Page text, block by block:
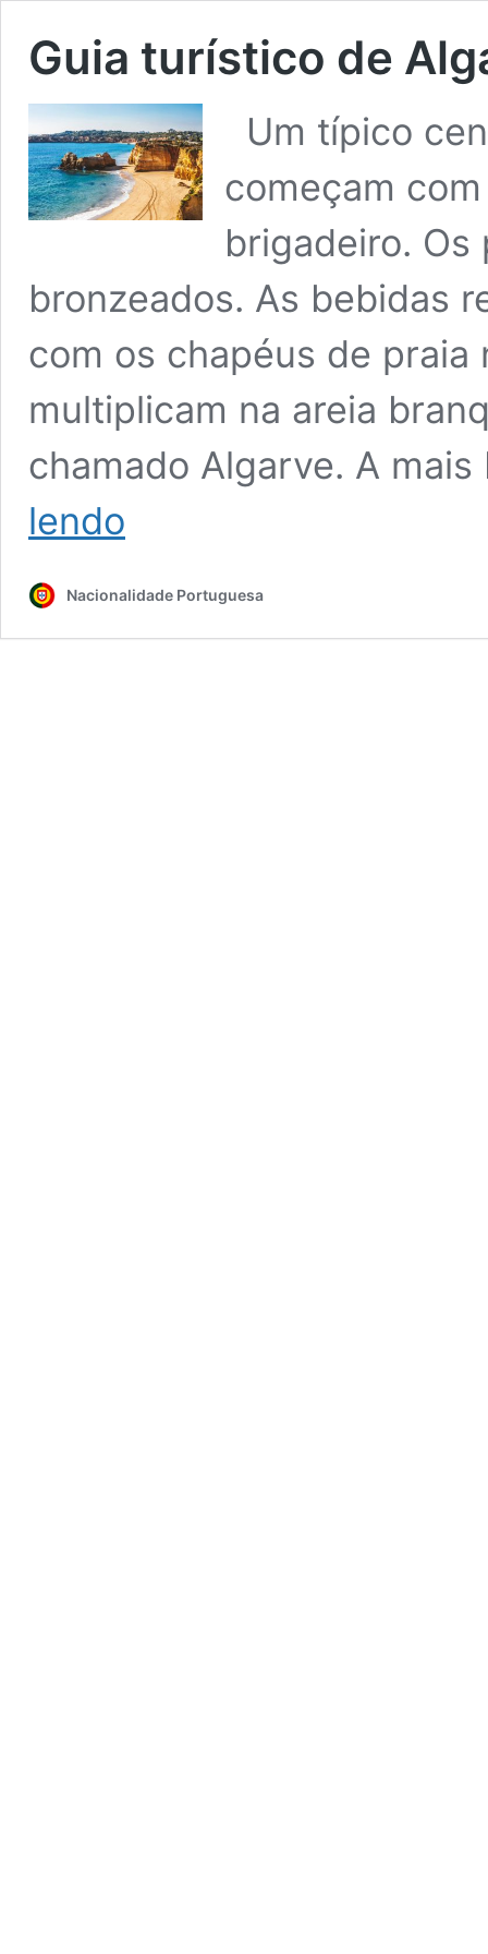
Guia turístico de
Um típico
começam
brigadeiro. Os
bronzeados. As bebidas
com os chapéus de
multiplicam na areia
chamado Algarve. A
lendo
Nacionalidade Portuguesa